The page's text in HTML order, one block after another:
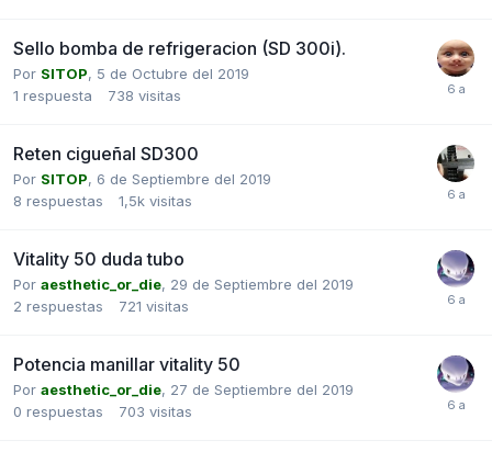
Sello bomba de refrigeracion (SD 300i).
Por SITOP, 5 de Octubre del 2019
1 respuesta 738 visitas
Reten cigueñal SD300
Por SITOP, 6 de Septiembre del 2019
8 respuestas 1,5k visitas
Vitality 50 duda tubo
Por aesthetic_or_die, 29 de Septiembre del 2019
2 respuestas 721 visitas
Potencia manillar vitality 50
Por aesthetic_or_die, 27 de Septiembre del 2019
0 respuestas 703 visitas